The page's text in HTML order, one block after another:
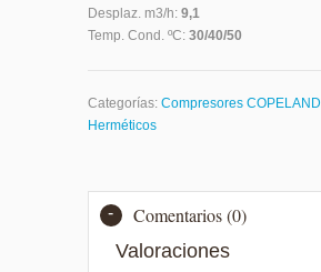
Desplaz. m3/h: 9,1
Temp. Cond. ºC: 30/40/50
Categorías: Compresores COPELAND
Herméticos
Comentarios (0)
Valoraciones